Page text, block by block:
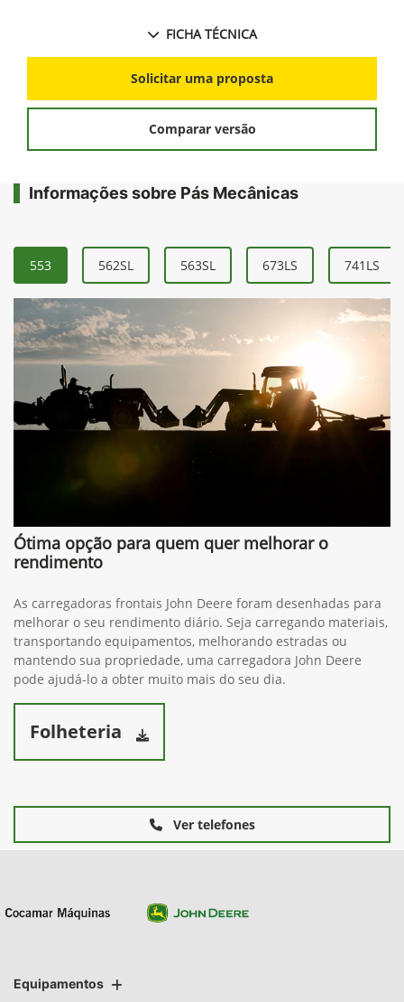
FICHA TÉCNICA
Solicitar uma proposta
Comparar versão
Informações sobre Pás Mecânicas
553 562SL 563SL 673LS 741LS
Ótima opção para quem quer melhorar o
rendimento
As carregadoras frontais John Deere foram desenhadas para
melhorar o seu rendimento diário. Seja carregando materiais,
transportando equipamentos, melhorando estradas ou
mantendo sua propriedade, uma carregadora John Deere
pode ajudá-lo a obter muito mais do seu dia.
Folheteria
Ver telefones
Equipamentos